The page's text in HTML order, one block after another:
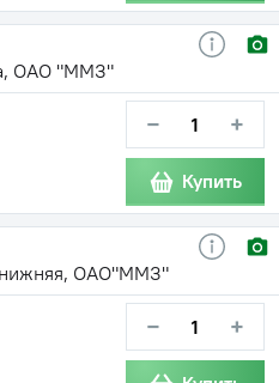
ОАО "ММЗ"
− +
Купить
ОАО"ММЗ"
− +